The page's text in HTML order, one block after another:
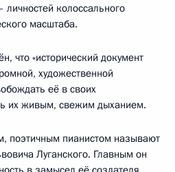
личностей колоссального
масштаба.
что «исторический документ
художественной
её в своих
их живым, свежим дыханием.
поэтичным пианистом называют
Луганского. Главным он